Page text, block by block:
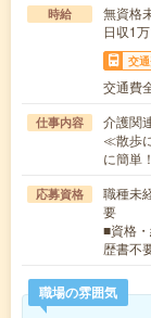
時給
無資格
日収1
交
交通費
仕事内容
介護関
≪散歩
に簡単
応募資格
職種未
要
■資格
歴書不
職場の雰囲気